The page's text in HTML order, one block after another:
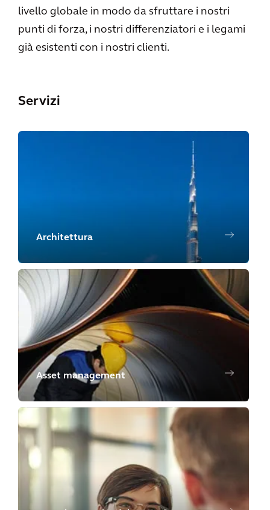
livello globale in modo da sfruttare i nostri
punti di forza, i nostri differenziatori e i legami
già esistenti con i nostri clienti.
Servizi
Architettura
Asset management